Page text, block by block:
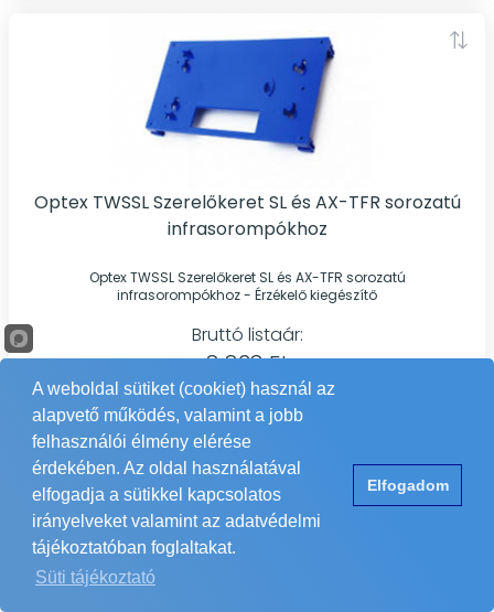
Optex TWSSL Szerelőkeret SL és AX-TFR sorozatú
infrasorompókhoz
Optex TWSSL Szerelőkeret SL és AX-TFR sorozatú
infrasorompókhoz - Érzékelő kiegészítő
Bruttó listaár:
8 838 Ft
A weboldal sütiket (cookiet) használ az
alapvető működés, valamint a jobb
felhasználói élmény elérése
érdekében. Az oldal használatával
elfogadja a sütikkel kapcsolatos
irányelveket valamint az adatvédelmi
tájékoztatóban foglaltakat.
Süti tájékoztató
Elfogadom